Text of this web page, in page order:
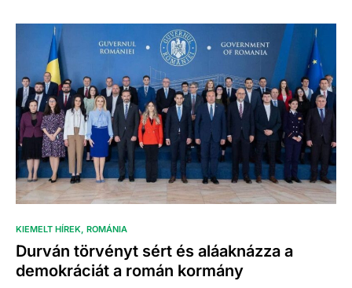
KIEMELT HÍREK ROMÁNIA
Durván törvényt sért és aláaknázza a
demokráciát a román kormány